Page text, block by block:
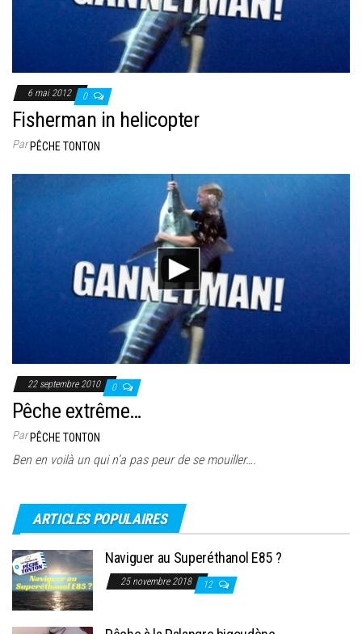
6 mai 2012 0
Fisherman in helicopter
ParPÊCHE TONTON
22 septembre 2010 0
Pêche extrême…
ParPÊCHE TONTON
Ben en voilà un qui n’a pas peur de se mouiller….
ARTICLES POPULAIRES
Naviguer au Superéthanol E85 ?
25 novembre 2018 12